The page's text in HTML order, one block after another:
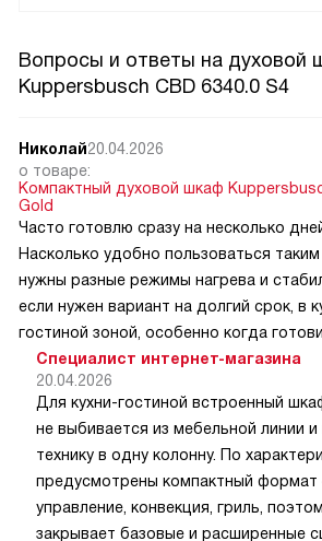
Вопросы и ответы на духовой
Kuppersbusch CBD 6340.0 S4
Николай20.04.2026
о товаре:
Компактный духовой шкаф
Gold
Часто готовлю сразу на несколько
Насколько удобно пользоваться
нужны разные режимы нагрева и
если нужен вариант на долгий срок, в
гостиной зоной, особенно когда
Специалист интернет-магазина
20.04.2026
Для кухни-гостиной встроенный
не выбивается из мебельной линии
технику в одну колонну. По
предусмотрены компактный формат
управление, конвекция, гриль,
закрывает базовые и расширенные